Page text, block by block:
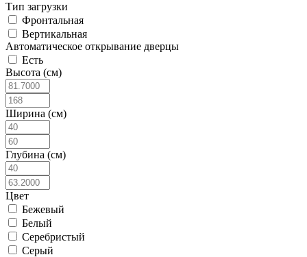
Тип загрузки
Фронтальная
Вертикальная
Автоматическое открывание дверцы
Есть
Высота (см)
Ширина (см)
Глубина (см)
Цвет
Бежевый
Белый
Серебристый
Серый